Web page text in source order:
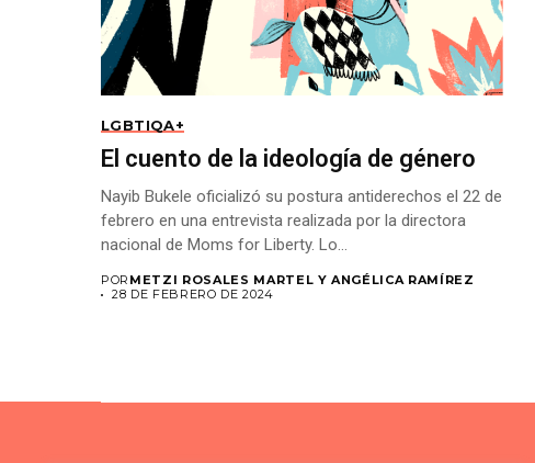
LGBTIQA+
El cuento de la ideología de género
Nayib Bukele oficializó su postura antiderechos el 22 de
febrero en una entrevista realizada por la directora
nacional de Moms for Liberty. Lo...
POR METZI ROSALES MARTEL Y ANGÉLICA RAMÍREZ
28 DE FEBRERO DE 2024